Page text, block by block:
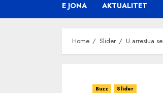
E JONA AKTUALITET
Home Slider U arrestua
Buzz Slider